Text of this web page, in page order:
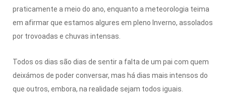
praticamente a meio do ano, enquanto a meteorologia teima
em afirmar que estamos algures em pleno Inverno, assolados
por trovoadas e chuvas intensas.
Todos os dias são dias de sentir a falta de um pai com quem
deixámos de poder conversar, mas há dias mais intensos do
que outros, embora, na realidade sejam todos iguais.